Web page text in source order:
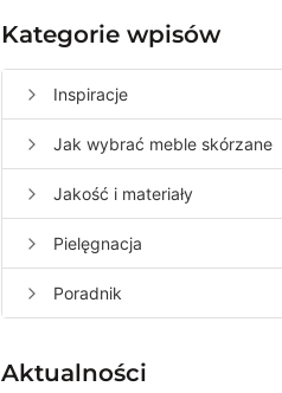
Kategorie wpisów
Inspiracje
Jak wybrać meble skórzane
Jakość i materiały
Pielęgnacja
Poradnik
Aktualności